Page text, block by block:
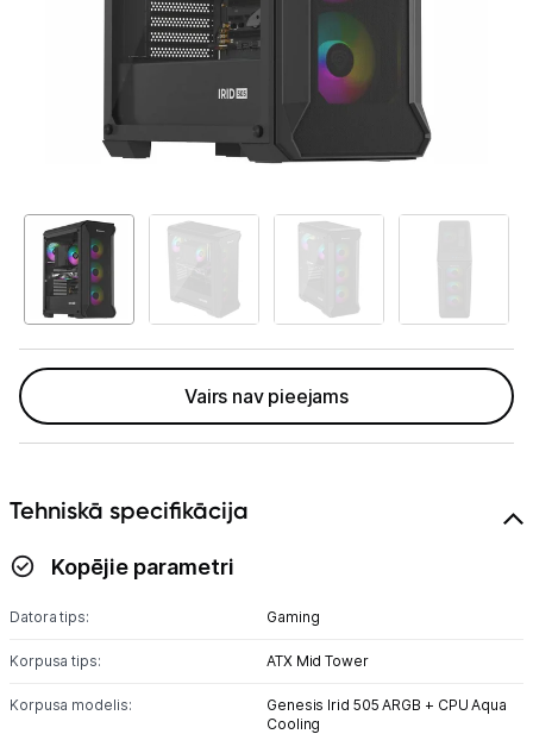
GAMING pasaule >
Portatīvie datori un piederumi
Audio
Stacionārie datori un piederumi
Stacionārie datori
Peles
Klaviatūras
Web kameras
Monitoru stiprinājumi
Vairs nav pieejams
Tehniskā specifikācija
Kopējie parametri
Datora tips: Gaming
Korpusa tips: ATX Mid Tower
Korpusa modelis:
Genesis Irid 505 ARGB + CPU Aqua
Cooling